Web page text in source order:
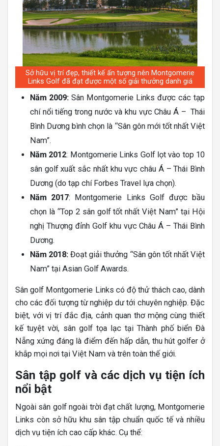
Sở hữu vị trí đẹp, thiết kế ấn tượng nên Montgomerie
Links Golf đã đạt được một số giải thưởng danh giá
Năm 2009: Sân Montgomerie Links được các tạp
chí nổi tiếng trong nước và khu vực Châu Á – Thái
Bình Dương bình chọn là “Sân gôn mới tốt nhất Việt
Nam”.
Năm 2012: Montgomerie Links Golf lọt vào top 10
sân golf xuất sắc nhất khu vực châu Á – Thái Bình
Dương (do tạp chí Forbes Travel lựa chọn).
Năm 2017: Montgomerie Links Golf được bầu
chọn là “Top 2 sân golf tốt nhất Việt Nam” tại Hội
nghị Thượng đỉnh Golf khu vực Châu Á – Thái Bình
Dương.
Năm 2018: Đoạt giải thưởng “Sân gôn tốt nhất Việt
Nam” tại Asian Golf Awards.
Sân golf Montgomerie Links có độ thử thách cao, dành
cho các đối tượng từ nghiệp dư tới chuyên nghiệp. Đặc
biệt, với vị trí đắc địa, cảnh quan thơ mộng cùng thiết
kế tuyệt vời, sân golf tọa lạc tại Thành phố biển Đà
Nẵng xứng đáng là điểm đến hấp dẫn, thu hút golfer ở
khắp mọi nơi tại Việt Nam và trên toàn thế giới.
Sân tập golf và các dịch vụ tiện ích
nổi bật
Ngoài sân golf ngoài trời đạt chất lượng, Montgomerie
Links còn sở hữu khu sân tập chuẩn quốc tế và nhiều
dịch vụ tiện ích cao cấp khác. Cụ thể: